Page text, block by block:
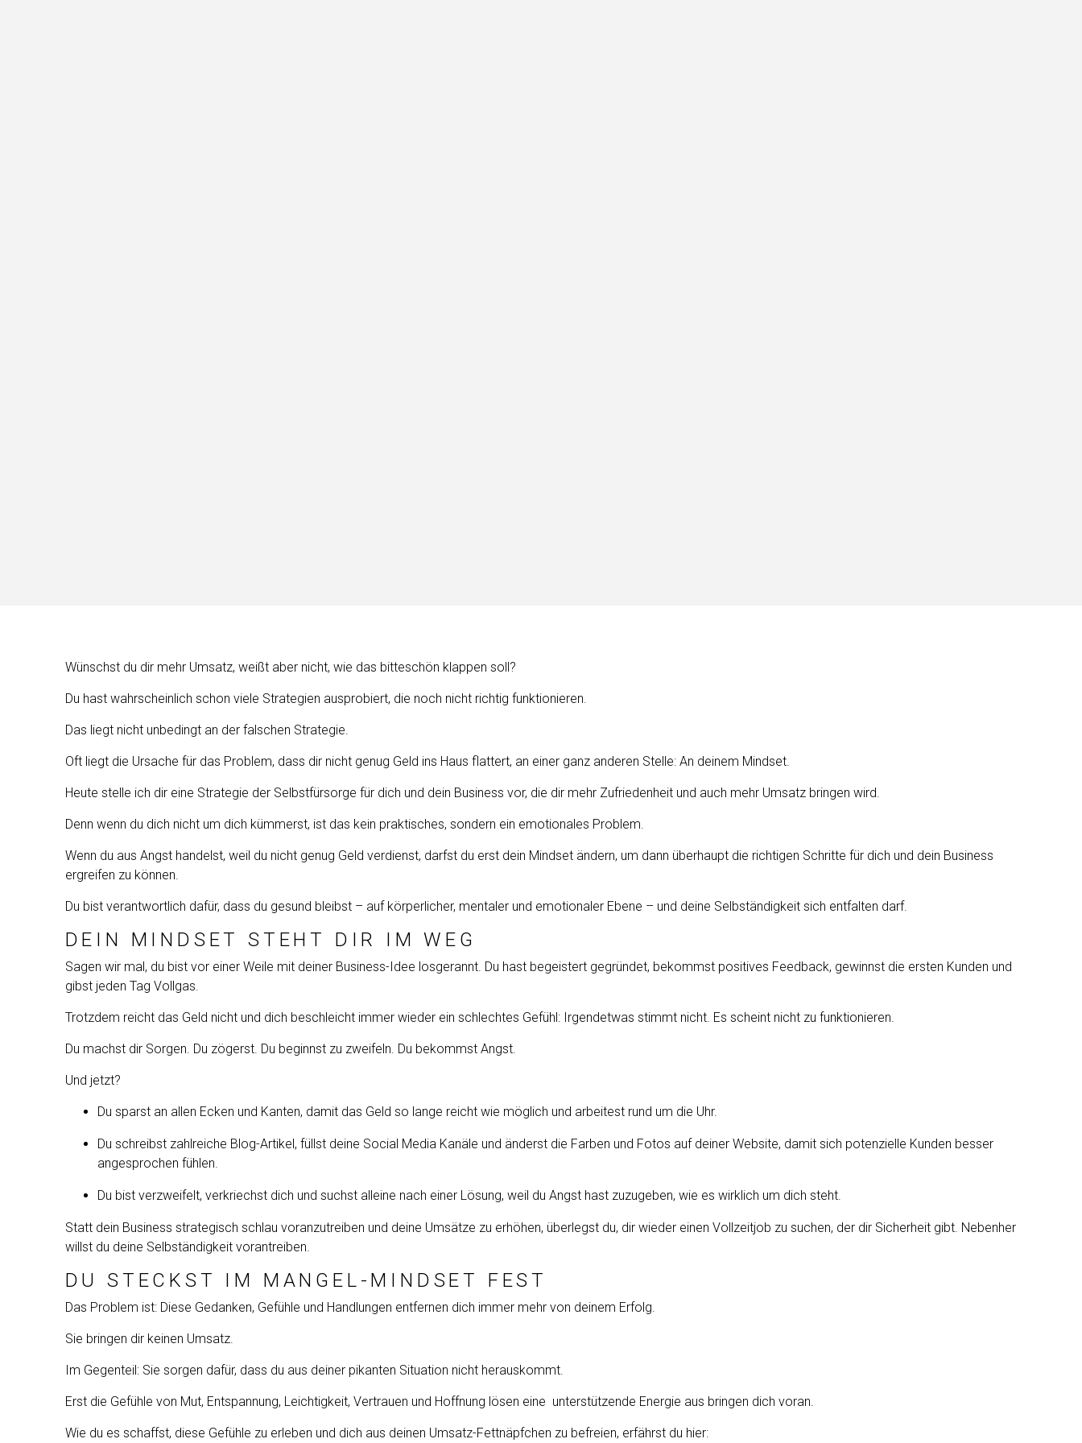
Wünschst du dir mehr Umsatz, weißt aber nicht, wie das bitteschön klappen soll?
Du hast wahrscheinlich schon viele Strategien ausprobiert, die noch nicht richtig funktionieren.
Das liegt nicht unbedingt an der falschen Strategie.
Oft liegt die Ursache für das Problem, dass dir nicht genug Geld ins Haus flattert, an einer ganz anderen Stelle: An deinem Mindset.
Heute stelle ich dir eine Strategie der Selbstfürsorge für dich und dein Business vor, die dir mehr Zufriedenheit und auch mehr Umsatz bringen wird.
Denn wenn du dich nicht um dich kümmerst, ist das kein praktisches, sondern ein emotionales Problem.
Wenn du aus Angst handelst, weil du nicht genug Geld verdienst, darfst du erst dein Mindset ändern, um dann überhaupt die richtigen Schritte für dich und dein Business
ergreifen zu können.
Du bist verantwortlich dafür, dass du gesund bleibst – auf körperlicher, mentaler und emotionaler Ebene – und deine Selbständigkeit sich entfalten darf.
DEIN MINDSET STEHT DIR IM WEG
Sagen wir mal, du bist vor einer Weile mit deiner Business-Idee losgerannt. Du hast begeistert gegründet, bekommst positives Feedback, gewinnst die ersten Kunden und
gibst jeden Tag Vollgas.
Trotzdem reicht das Geld nicht und dich beschleicht immer wieder ein schlechtes Gefühl: Irgendetwas stimmt nicht. Es scheint nicht zu funktionieren.
Du machst dir Sorgen. Du zögerst. Du beginnst zu zweifeln. Du bekommst Angst.
Und jetzt?
Du sparst an allen Ecken und Kanten, damit das Geld so lange reicht wie möglich und arbeitest rund um die Uhr.
Du schreibst zahlreiche Blog-Artikel, füllst deine Social Media Kanäle und änderst die Farben und Fotos auf deiner Website, damit sich potenzielle Kunden besser
angesprochen fühlen.
Du bist verzweifelt, verkriechst dich und suchst alleine nach einer Lösung, weil du Angst hast zuzugeben, wie es wirklich um dich steht.
Statt dein Business strategisch schlau voranzutreiben und deine Umsätze zu erhöhen, überlegst du, dir wieder einen Vollzeitjob zu suchen, der dir Sicherheit gibt. Nebenher
willst du deine Selbständigkeit vorantreiben.
DU STECKST IM MANGEL-MINDSET FEST
Das Problem ist: Diese Gedanken, Gefühle und Handlungen entfernen dich immer mehr von deinem Erfolg.
Sie bringen dir keinen Umsatz.
Im Gegenteil: Sie sorgen dafür, dass du aus deiner pikanten Situation nicht herauskommt.
Erst die Gefühle von Mut, Entspannung, Leichtigkeit, Vertrauen und Hoffnung lösen eine unterstützende Energie aus bringen dich voran.
Wie du es schaffst, diese Gefühle zu erleben und dich aus deinen Umsatz-Fettnäpfchen zu befreien, erfährst du hier: